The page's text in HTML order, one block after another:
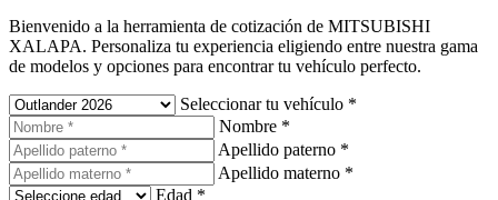
Bienvenido a la herramienta de cotización de MITSUBISHI
XALAPA. Personaliza tu experiencia eligiendo entre nuestra gama
de modelos y opciones para encontrar tu vehículo perfecto.
Seleccionar tu vehículo *
Nombre *
Apellido paterno *
Apellido materno *
Edad *